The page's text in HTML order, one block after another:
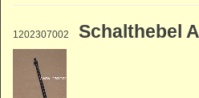
1202307002 Schalthebel